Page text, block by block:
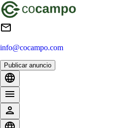
info@cocampo.com
Publicar anuncio